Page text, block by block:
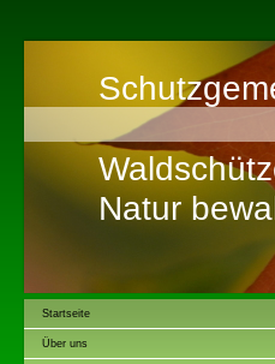
Natur
Startseite
Über uns